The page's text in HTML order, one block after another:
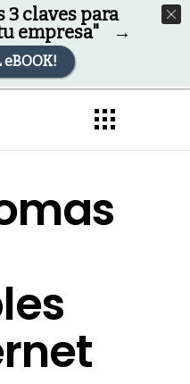
3 claves para
empresa" →
eBOOK!